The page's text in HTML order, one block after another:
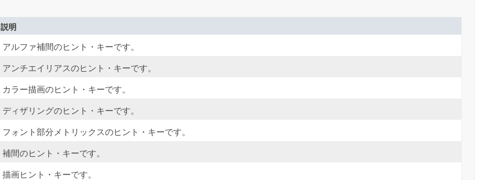
説明
アルファ補間のヒント・キーです。
アンチエイリアスのヒント・キーです。
カラー描画のヒント・キーです。
ディザリングのヒント・キーです。
フォント部分メトリックスのヒント・キーです。
補間のヒント・キーです。
描画ヒント・キーです。